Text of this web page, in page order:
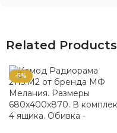
Related Products
-5%